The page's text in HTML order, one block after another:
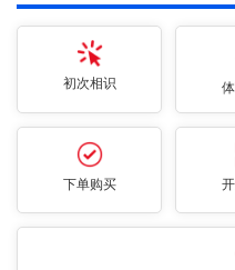
初次相识
下单购买